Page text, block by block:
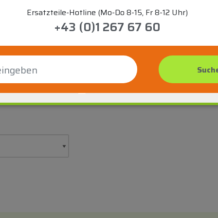
Ersatzteile-Hotline (Mo-Do 8-15, Fr 8-12 Uhr)
+43 (0)1 267 67 60